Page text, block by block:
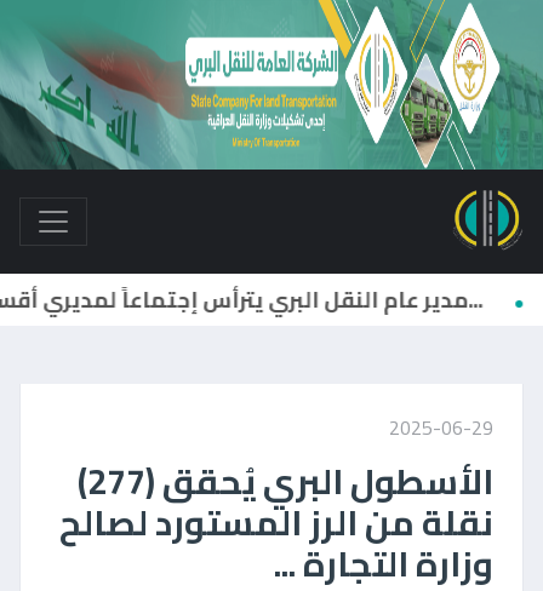
2025-06-29
الأسطول البري يُحقق (277)
نقلة من الرز المستورد لصالح
وزارة التجارة ...